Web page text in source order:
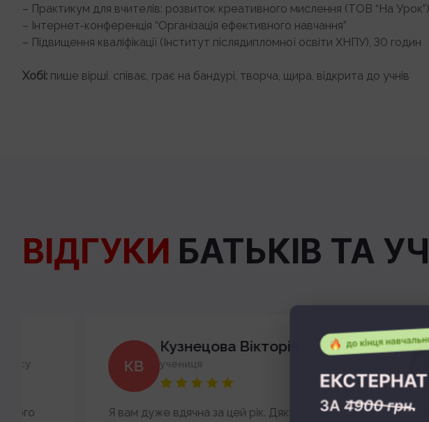
– Практикум для вчителів: розвиток креативного мислення (ТОВ “На Урок”)
– Інтернет-конференція “Організація ефективного навчання”
– Підвищення кваліфікації (Інститут післядипломної освіти ХНПУ), 30 годин
Хобі: пише вірші, співає, грає на бандурі, творча, щира, відкрита до учнів
ВІДГУКИ БАТЬКІВ ТА
Кузнецова Вікторія
учениця
Я вам дуже вдячна за цей рік. Дякую пані
Чудово, дякую